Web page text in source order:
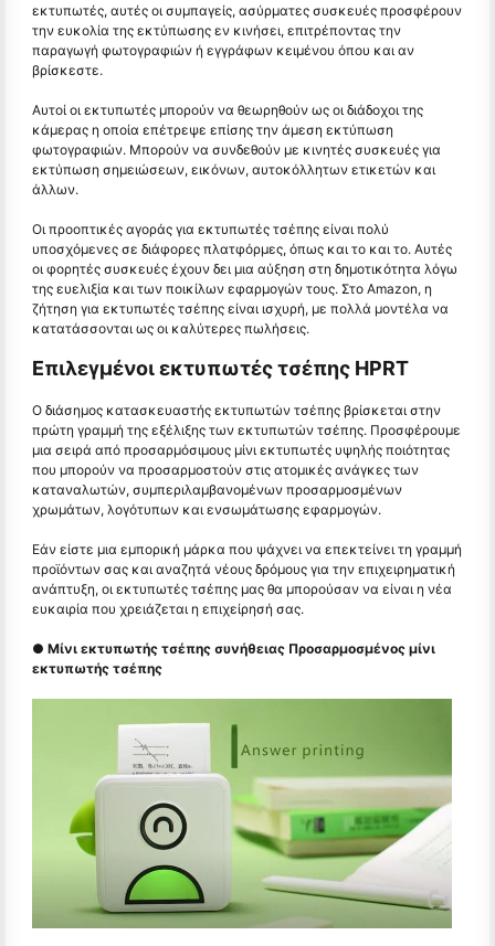
εκτυπωτές, αυτές οι συμπαγείς, ασύρματες συσκευές προσφέρουν
την ευκολία της εκτύπωσης εν κινήσει, επιτρέποντας την
παραγωγή φωτογραφιών ή εγγράφων κειμένου όπου και αν
βρίσκεστε.
Αυτοί οι εκτυπωτές μπορούν να θεωρηθούν ως οι διάδοχοι της
κάμερας η οποία επέτρεψε επίσης την άμεση εκτύπωση
φωτογραφιών. Μπορούν να συνδεθούν με κινητές συσκευές για
εκτύπωση σημειώσεων, εικόνων, αυτοκόλλητων ετικετών και
άλλων.
Οι προοπτικές αγοράς για εκτυπωτές τσέπης είναι πολύ
υποσχόμενες σε διάφορες πλατφόρμες, όπως και το και το. Αυτές
οι φορητές συσκευές έχουν δει μια αύξηση στη δημοτικότητα λόγω
της ευελιξία και των ποικίλων εφαρμογών τους. Στο Amazon, η
ζήτηση για εκτυπωτές τσέπης είναι ισχυρή, με πολλά μοντέλα να
κατατάσσονται ως οι καλύτερες πωλήσεις.
Επιλεγμένοι εκτυπωτές τσέπης HPRT
Ο διάσημος κατασκευαστής εκτυπωτών τσέπης βρίσκεται στην
πρώτη γραμμή της εξέλιξης των εκτυπωτών τσέπης. Προσφέρουμε
μια σειρά από προσαρμόσιμους μίνι εκτυπωτές υψηλής ποιότητας
που μπορούν να προσαρμοστούν στις ατομικές ανάγκες των
καταναλωτών, συμπεριλαμβανομένων προσαρμοσμένων
χρωμάτων, λογότυπων και ενσωμάτωσης εφαρμογών.
Εάν είστε μια εμπορική μάρκα που ψάχνει να επεκτείνει τη γραμμή
προϊόντων σας και αναζητά νέους δρόμους για την επιχειρηματική
ανάπτυξη, οι εκτυπωτές τσέπης μας θα μπορούσαν να είναι η νέα
ευκαιρία που χρειάζεται η επιχείρησή σας.
● Μίνι εκτυπωτής τσέπης συνήθειας Προσαρμοσμένος μίνι
εκτυπωτής τσέπης